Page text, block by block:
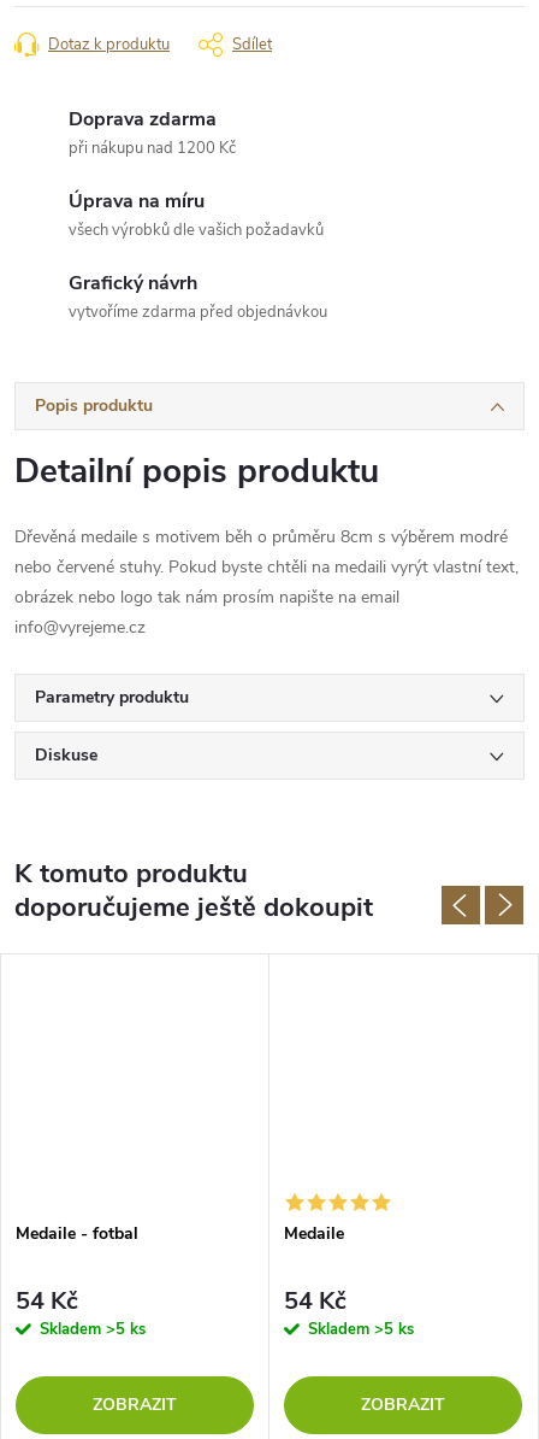
Dotaz k produktu Sdílet
Doprava zdarma
při nákupu nad 1200 Kč
Úprava na míru
všech výrobků dle vašich požadavků
Grafický návrh
vytvoříme zdarma před objednávkou
Popis produktu
Detailní popis produktu
Dřevěná medaile s motivem běh o průměru 8cm s výběrem modré
nebo červené stuhy. Pokud byste chtěli na medaili vyrýt vlastní text,
obrázek nebo logo tak nám prosím napište na email
info@vyrejeme.cz
Parametry produktu
Diskuse
K tomuto produktu
doporučujeme ještě dokoupit
Medaile - fotbal
54 Kč
Skladem >5 ks
ZOBRAZIT
Medaile
54 Kč
Skladem >5 ks
ZOBRAZIT